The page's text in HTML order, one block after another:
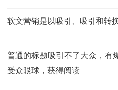
软文营销是以吸引、吸引和转
普通的标题吸引不了大众，有
受众眼球，获得阅读